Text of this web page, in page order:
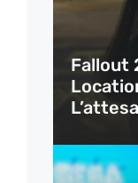
Fallout